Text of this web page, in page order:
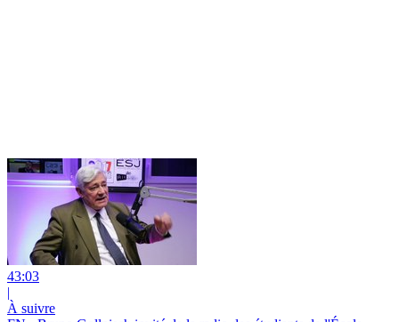
43:03
|
À suivre